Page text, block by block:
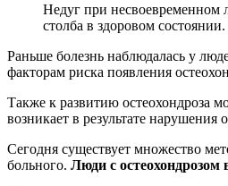
Недуг при несвоевременном
столба в здоровом состоянии.
Раньше болезнь наблюдалась у
факторам риска появления
Также к развитию остеохондроза
возникает в результате
Сегодня существует множество
больного. Люди с